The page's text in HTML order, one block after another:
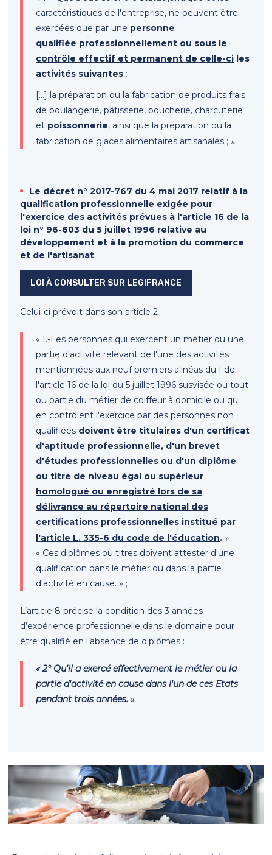
caractéristiques de l'entreprise, ne peuvent être
exercées que par une personne
qualifiée professionnellement ou sous le
contrôle effectif et permanent de celle-ci les
activités suivantes :
[…] la préparation ou la fabrication de produits frais
de boulangerie, pâtisserie, boucherie, charcuterie
et poissonnerie, ainsi que la préparation ou la
fabrication de glaces alimentaires artisanales ; »
Le décret n° 2017-767 du 4 mai 2017 relatif à la
qualification professionnelle exigée pour
l'exercice des activités prévues à l'article 16 de la
loi n° 96-603 du 5 juillet 1996 relative au
développement et à la promotion du commerce
et de l'artisanat
LOI À CONSULTER SUR LEGIFRANCE
Celui-ci prévoit dans son article 2 :
« I.-Les personnes qui exercent un métier ou une
partie d'activité relevant de l'une des activités
mentionnées aux neuf premiers alinéas du I de
l'article 16 de la loi du 5 juillet 1996 susvisée ou tout
ou partie du métier de coiffeur à domicile ou qui
en contrôlent l'exercice par des personnes non
qualifiées doivent être titulaires d'un certificat
d'aptitude professionnelle, d'un brevet
d'études professionnelles ou d'un diplôme
ou titre de niveau égal ou supérieur
homologué ou enregistré lors de sa
délivrance au répertoire national des
certifications professionnelles institué par
l'article L. 335-6 du code de l'éducation. »
« Ces diplômes ou titres doivent attester d'une
qualification dans le métier ou dans la partie
d'activité en cause. » ;
L’article 8 précise la condition des 3 années
d’expérience professionnelle dans le domaine pour
être qualifié en l’absence de diplômes :
« 2° Qu'il a exercé effectivement le métier ou la
partie d'activité en cause dans l'un de ces Etats
pendant trois années. »